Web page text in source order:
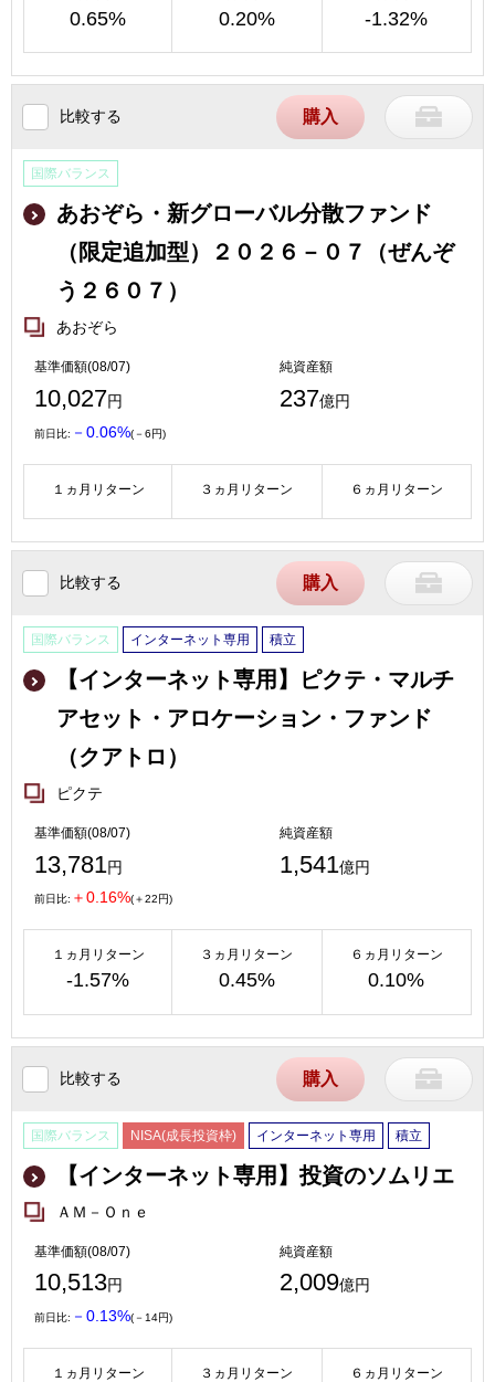
0.65% 0.20% -1.32%
比較する 購入
国際バランス
あおぞら・新グローバル分散ファンド
（限定追加型）２０２６－０７（ぜんぞ
う２６０７）
あおぞら
基準価額(08/07)
10,027円
純資産額
237億円
前日比: －0.06%(－6円)
１ヵ月リターン ３ヵ月リターン ６ヵ月リターン
比較する 購入
国際バランス インターネット専用 積立
【インターネット専用】ピクテ・マルチ
アセット・アロケーション・ファンド
（クアトロ）
ピクテ
基準価額(08/07)
13,781円
純資産額
1,541億円
前日比: ＋0.16%(＋22円)
１ヵ月リターン
-1.57%
３ヵ月リターン
0.45%
６ヵ月リターン
0.10%
比較する 購入
国際バランス NISA(成長投資枠) インターネット専用 積立
【インターネット専用】投資のソムリエ
ＡＭ－Ｏｎｅ
基準価額(08/07)
10,513円
純資産額
2,009億円
前日比: －0.13%(－14円)
１ヵ月リターン ３ヵ月リターン ６ヵ月リターン